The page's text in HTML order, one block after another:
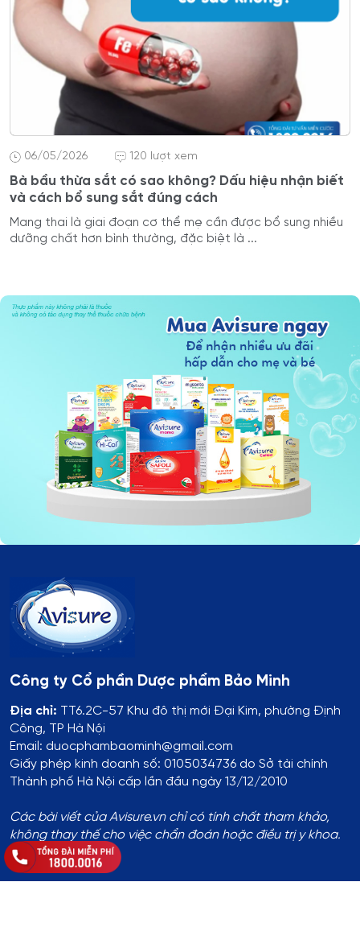
06/05/2026 120 lượt xem
Bà bầu thừa sắt có sao không? Dấu hiệu nhận biết
và cách bổ sung sắt đúng cách
Mang thai là giai đoạn cơ thể mẹ cần được bổ sung nhiều
dưỡng chất hơn bình thường, đặc biệt là ...
Công ty Cổ phần Dược phẩm Bảo Minh
Địa chỉ: TT6.2C-57 Khu đô thị mới Đại Kim, phường Định
Công, TP Hà Nội
Email: duocphambaominh@gmail.com
Giấy phép kinh doanh số: 0105034736 do Sở tài chính
Thành phố Hà Nội cấp lần đầu ngày 13/12/2010
Các bài viết của Avisure.vn chỉ có tính chất tham khảo,
không thay thế cho việc chẩn đoán hoặc điều trị y khoa.